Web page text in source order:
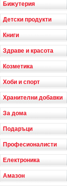
Бижутерия
Детски продукти
Книги
Здраве и красота
Козметика
Хоби и спорт
Хранителни добавки
За дома
Подаръци
Професионалисти
Електроника
Амазон